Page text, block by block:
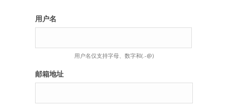
用户名
用户名仅支持字母、数字和(.-@)
邮箱地址